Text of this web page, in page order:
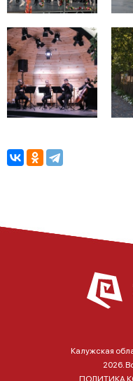
Калужская
2026.
ПОЛИТИКА